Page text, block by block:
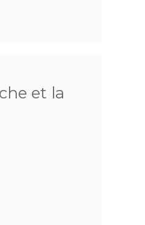
et la